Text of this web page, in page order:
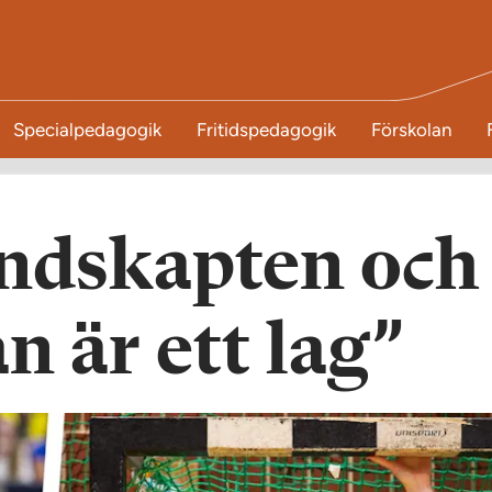
Specialpedagogik Fritidspedagogik Förskolan
och
är ett lag”